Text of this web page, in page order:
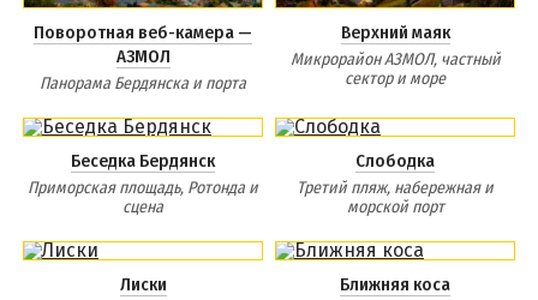
Поворотная веб-камера —
АЗМОЛ
Панорама Бердянска и порта
Верхний маяк
Микрорайон АЗМОЛ, частный
сектор и море
Беседка Бердянск
Приморская площадь, Ротонда и
сцена
Слободка
Третий пляж, набережная и
морской порт
Лиски Ближняя коса